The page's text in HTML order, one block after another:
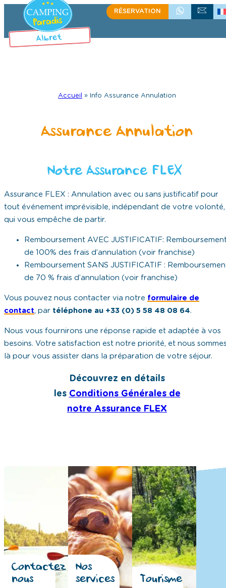
RÉSERVATION+335 58 48 08 64
ÉCRIVEZ-
Accueil » Info Assurance Annulation
Assurance Annulation
Notre Assurance FLEX
Assurance FLEX : Annulation avec ou sans justificatif pour
tout événement imprévisible, indépendant de votre volonté,
qui vous empêche de partir.
Remboursement AVEC JUSTIFICATIF:
de 100% des frais d’annulation (voir franchise)
Remboursement SANS JUSTIFICATIF :
de 70 % frais d’annulation (voir franchise)
Vous pouvez nous contacter via notre formulaire de
contact, par téléphone au +33 (0) 5 58 48 08 64.
Nous vous fournirons une réponse rapide et adaptée à vos
besoins. Votre satisfaction est notre priorité, et nous
là pour vous assister dans la préparation de votre séjour.
Découvrez en détails
les Conditions Générales de
notre Assurance FLEX
Contactez
nous
Nos
services
Tourisme